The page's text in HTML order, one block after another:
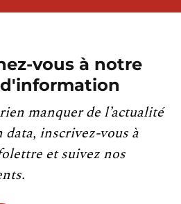
vous à notre
manquer de l’actualité
data, inscrivez-vous à
et suivez nos